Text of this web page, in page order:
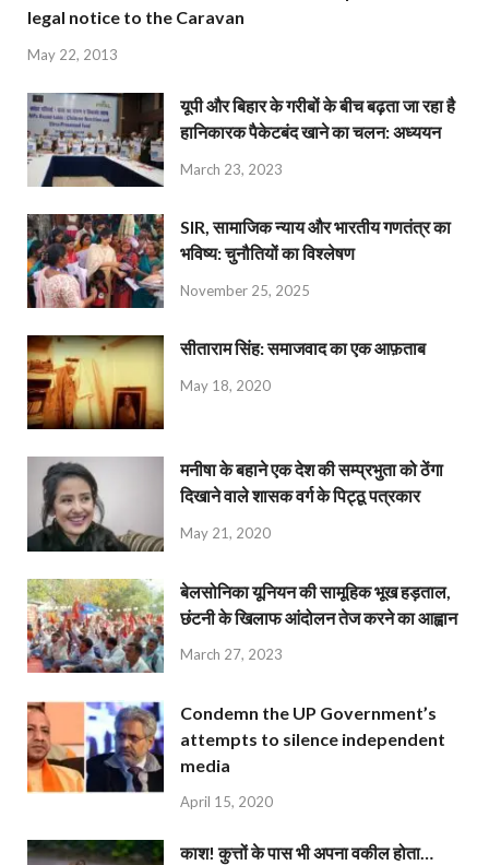
legal notice to the Caravan
May 22, 2013
यूपी और बिहार के गरीबों के बीच बढ़ता जा रहा है
हानिकारक पैकेटबंद खाने का चलन: अध्ययन
March 23, 2023
SIR, सामाजिक न्याय और भारतीय गणतंत्र का
भविष्य: चुनौतियों का विश्लेषण
November 25, 2025
सीताराम सिंह: समाजवाद का एक आफ़ताब
May 18, 2020
मनीषा के बहाने एक देश की सम्प्रभुता को ठेंगा
दिखाने वाले शासक वर्ग के पिट्ठू पत्रकार
May 21, 2020
बेलसोनिका यूनियन की सामूहिक भूख हड़ताल,
छंटनी के खिलाफ आंदोलन तेज करने का आह्वान
March 27, 2023
Condemn the UP Government’s
attempts to silence independent
media
April 15, 2020
काश! कुत्तों के पास भी अपना वकील होता…